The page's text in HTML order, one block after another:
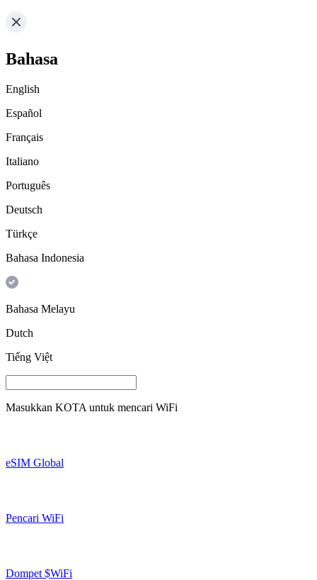
Bahasa
English
Español
Français
Italiano
Português
Deutsch
Türkçe
Bahasa Indonesia
Bahasa Melayu
Dutch
Tiếng Việt
Masukkan KOTA untuk mencari WiFi
eSIM Global
Pencari WiFi
Dompet $WiFi